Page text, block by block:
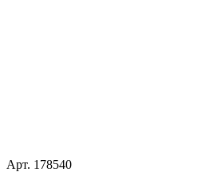
Арт. 178540